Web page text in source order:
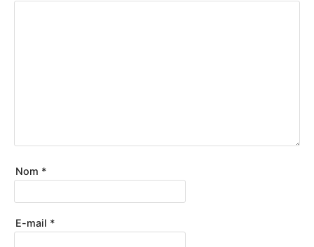
Nom *
E-mail *